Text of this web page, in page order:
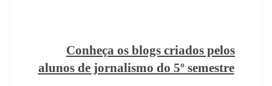
Conheça os blogs criados pelos
alunos de jornalismo do 5º semestre